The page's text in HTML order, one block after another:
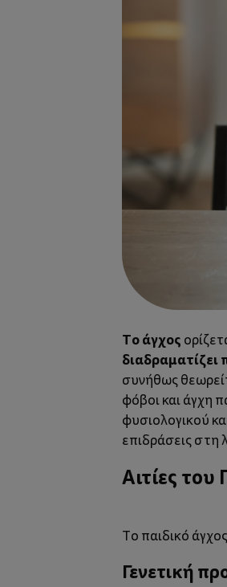
Το άγχος
συνήθως
φόβοι και άγχη
φυσιολογικού
επιδράσεις στη
Αιτίες
Το παιδικό
Γενετική